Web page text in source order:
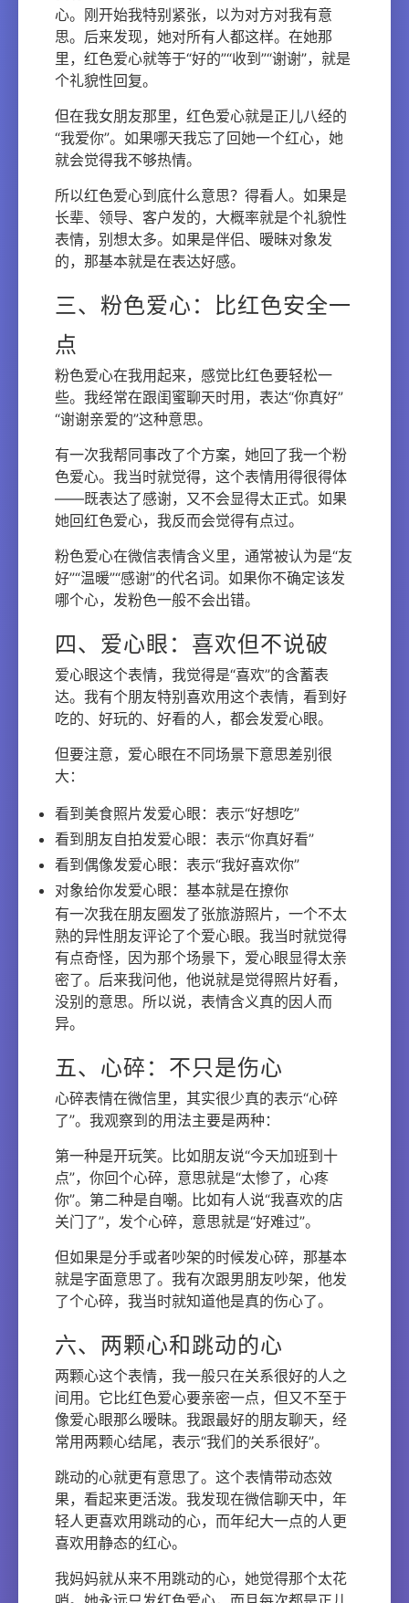
心。刚开始我特别紧张，以为对方对我有意
思。后来发现，她对所有人都这样。在她那
里，红色爱心就等于“好的”“收到”“谢谢”，就是
个礼貌性回复。
但在我女朋友那里，红色爱心就是正儿八经的
“我爱你”。如果哪天我忘了回她一个红心，她
就会觉得我不够热情。
所以红色爱心到底什么意思？得看人。如果是
长辈、领导、客户发的，大概率就是个礼貌性
表情，别想太多。如果是伴侣、暧昧对象发
的，那基本就是在表达好感。
三、粉色爱心：比红色安全一
点
粉色爱心在我用起来，感觉比红色要轻松一
些。我经常在跟闺蜜聊天时用，表达“你真好”
“谢谢亲爱的”这种意思。
有一次我帮同事改了个方案，她回了我一个粉
色爱心。我当时就觉得，这个表情用得很得体
——既表达了感谢，又不会显得太正式。如果
她回红色爱心，我反而会觉得有点过。
粉色爱心在微信表情含义里，通常被认为是“友
好”“温暖”“感谢”的代名词。如果你不确定该发
哪个心，发粉色一般不会出错。
四、爱心眼：喜欢但不说破
爱心眼这个表情，我觉得是“喜欢”的含蓄表
达。我有个朋友特别喜欢用这个表情，看到好
吃的、好玩的、好看的人，都会发爱心眼。
但要注意，爱心眼在不同场景下意思差别很
大：
看到美食照片发爱心眼：表示“好想吃”
看到朋友自拍发爱心眼：表示“你真好看”
看到偶像发爱心眼：表示“我好喜欢你”
对象给你发爱心眼：基本就是在撩你
有一次我在朋友圈发了张旅游照片，一个不太
熟的异性朋友评论了个爱心眼。我当时就觉得
有点奇怪，因为那个场景下，爱心眼显得太亲
密了。后来我问他，他说就是觉得照片好看，
没别的意思。所以说，表情含义真的因人而
异。
五、心碎：不只是伤心
心碎表情在微信里，其实很少真的表示“心碎
了”。我观察到的用法主要是两种：
第一种是开玩笑。比如朋友说“今天加班到十
点”，你回个心碎，意思就是“太惨了，心疼
你”。第二种是自嘲。比如有人说“我喜欢的店
关门了”，发个心碎，意思就是“好难过”。
但如果是分手或者吵架的时候发心碎，那基本
就是字面意思了。我有次跟男朋友吵架，他发
了个心碎，我当时就知道他是真的伤心了。
六、两颗心和跳动的心
两颗心这个表情，我一般只在关系很好的人之
间用。它比红色爱心要亲密一点，但又不至于
像爱心眼那么暧昧。我跟最好的朋友聊天，经
常用两颗心结尾，表示“我们的关系很好”。
跳动的心就更有意思了。这个表情带动态效
果，看起来更活泼。我发现在微信聊天中，年
轻人更喜欢用跳动的心，而年纪大一点的人更
喜欢用静态的红心。
我妈妈就从来不用跳动的心，她觉得那个太花